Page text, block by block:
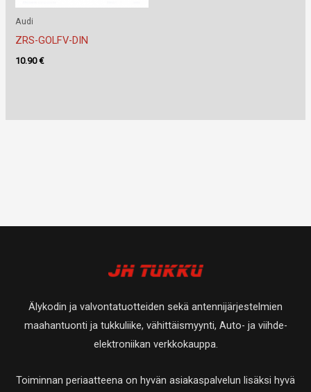
Audi
ZRS-GOLFV-DIN
10.90€
Älykodin ja valvontatuotteiden sekä antennijärjestelmien
maahantuonti ja tukkuliike, vähittäismyynti, Auto- ja viihde-
elektroniikan verkkokauppa.
Toiminnan periaatteena on hyvän asiakaspalvelun lisäksi hyvä